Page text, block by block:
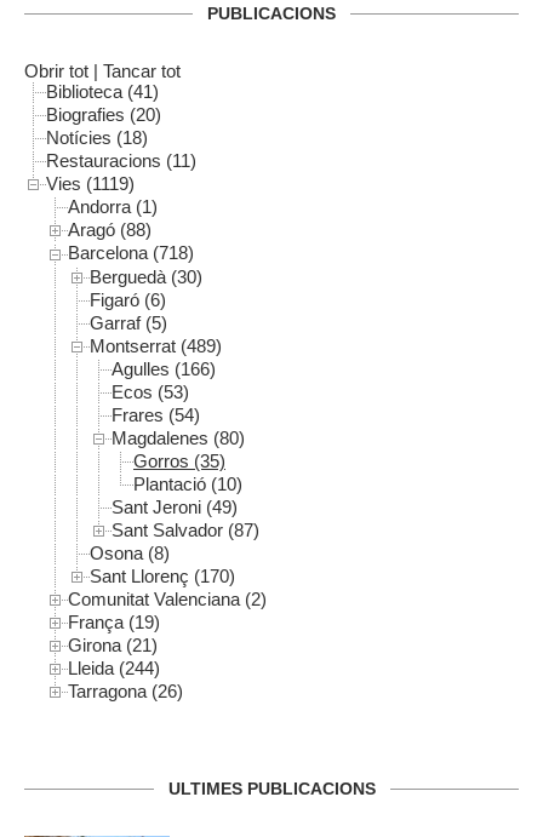
PUBLICACIONS
Obrir tot | Tancar tot
Biblioteca (41)
Biografies (20)
Notícies (18)
Restauracions (11)
Vies (1119)
Andorra (1)
Aragó (88)
Barcelona (718)
Berguedà (30)
Figaró (6)
Garraf (5)
Montserrat (489)
Agulles (166)
Ecos (53)
Frares (54)
Magdalenes (80)
Gorros (35)
Plantació (10)
Sant Jeroni (49)
Sant Salvador (87)
Osona (8)
Sant Llorenç (170)
Comunitat Valenciana (2)
França (19)
Girona (21)
Lleida (244)
Tarragona (26)
ULTIMES PUBLICACIONS